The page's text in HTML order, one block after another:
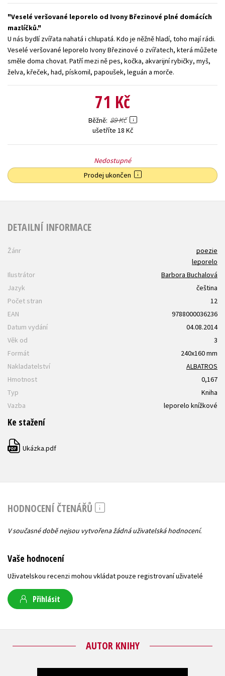
Young adult (SK)
Zahraniční literatura Zdraví a životní styl
Všechny tituly
Veselé veršované leporelo od Ivony Březinové plné domácích
mazlíčků.
U nás bydlí zvířata nahatá i chlupatá. Kdo je něžně hladí, toho mají rádi.
Veselé veršované leporelo Ivony Březinové o zvířatech, která můžete
směle doma chovat. Patří mezi ně pes, kočka, akvarijní rybičky, myš,
želva, křeček, had, pískomil, papoušek, leguán a morče.
71 Kč
Běžně 89 Kč
ušetříte 18 Kč
Nedostupné
Prodej ukončen
DETAILNÍ INFORMACE
Žánr
poezie
leporelo
Ilustrátor
Barbora Buchalová
Jazyk
čeština
Počet stran
12
EAN
9788000036236
Datum vydání
04.08.2014
Věk od
3
Formát
240x160 mm
Nakladatelství
ALBATROS
Hmotnost
0,167
Typ
Kniha
Vazba
leporelo knížkové
Ke stažení
PDF Ukázka.pdf
HODNOCENÍ ČTENÁŘŮ
V současné době nejsou vytvořena žádná uživatelská hodnocení.
Vaše hodnocení
Uživatelskou recenzi mohou vkládat pouze registrovaní uživatelé
Přihlásit
AUTOR KNIHY